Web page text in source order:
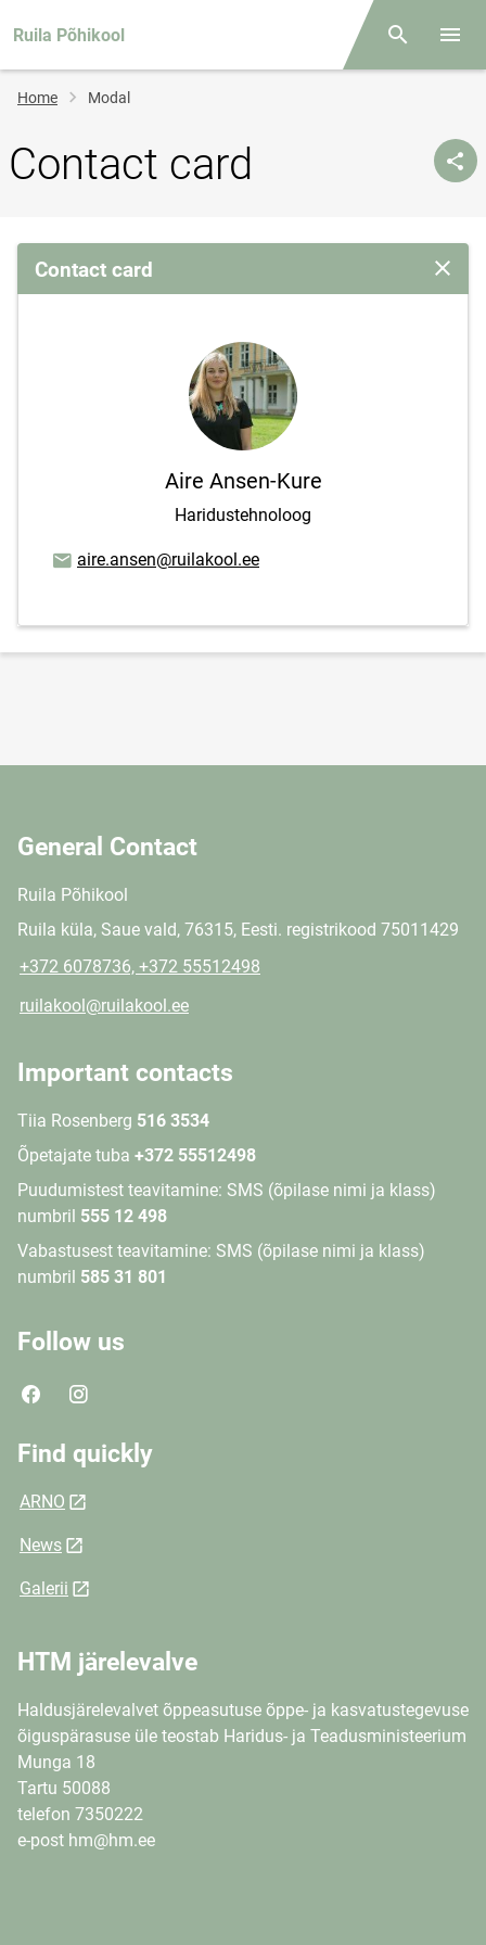
Ruila Põhikool Otsing
Breadcrumb
Home Modal
Contact card
Contact card Close
Aire Ansen-Kure
Haridustehnoloog
Email address
aire.ansen@ruilakool.ee
General Contact
Ruila Põhikool
Ruila küla, Saue vald, 76315, Eesti. registrikood 75011429
+372 6078736, +372 55512498
ruilakool@ruilakool.ee
Important contacts
Tiia Rosenberg 516 3534
Õpetajate tuba +372 55512498
Puudumistest teavitamine: SMS (õpilase nimi ja klass)
numbril 555 12 498
Vabastusest teavitamine: SMS (õpilase nimi ja klass)
numbril 585 31 801
Follow us
Find quickly
ARNO
News
Galerii
HTM järelevalve
Haldusjärelevalvet õppeasutuse õppe- ja kasvatustegevuse
õiguspärasuse üle teostab Haridus- ja Teadusministeerium
Munga 18
Tartu 50088
telefon 7350222
e-post hm@hm.ee